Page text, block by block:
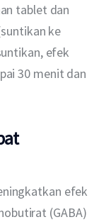
tablet dan
ke
efek
30 menit dan
efek
(GABA)